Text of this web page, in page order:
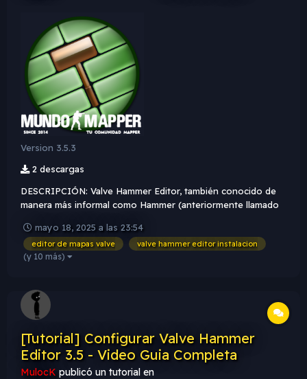
Version 3.5.3
2 descargas
DESCRIPCIÓN: Valve Hammer Editor, también conocido de
manera más informal como Hammer (anteriormente llamado
para los motores de Valve: GoldSrc, Source y Source 2. Se
incluye en todos los juegos creados con el motor Sourc...
mayo 18, 2025 a las 23:54
editor de mapas valve valve hammer editor instalacion
(y 10 más)
[Tutorial] Configurar Valve Hammer
Editor 3.5 - Video Guia Completa
MulocK publicó un tutorial en